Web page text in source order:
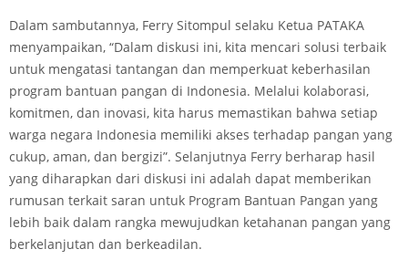
Dalam sambutannya, Ferry Sitompul selaku Ketua PATAKA
menyampaikan, “Dalam diskusi ini, kita mencari solusi terbaik
untuk mengatasi tantangan dan memperkuat keberhasilan
program bantuan pangan di Indonesia. Melalui kolaborasi,
komitmen, dan inovasi, kita harus memastikan bahwa setiap
warga negara Indonesia memiliki akses terhadap pangan yang
cukup, aman, dan bergizi”. Selanjutnya Ferry berharap hasil
yang diharapkan dari diskusi ini adalah dapat memberikan
rumusan terkait saran untuk Program Bantuan Pangan yang
lebih baik dalam rangka mewujudkan ketahanan pangan yang
berkelanjutan dan berkeadilan.